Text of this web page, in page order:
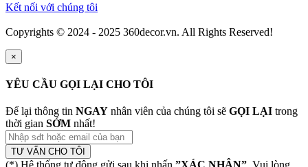
Kết nối với chúng tôi
Copyrights © 2024 - 2025 360decor.vn. All Rights Reserved!
×
YÊU CẦU GỌI LẠI CHO TÔI
Để lại thông tin NGAY nhân viên của chúng tôi sẽ GỌI LẠI trong
thời gian SỚM nhất!
TƯ VẤN CHO TÔI